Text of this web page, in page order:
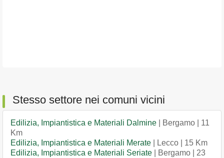
Stesso settore nei comuni vicini
Edilizia, Impiantistica e Materiali Dalmine | Bergamo | 11
Km
Edilizia, Impiantistica e Materiali Merate | Lecco | 15 Km
Edilizia, Impiantistica e Materiali Seriate | Bergamo | 23